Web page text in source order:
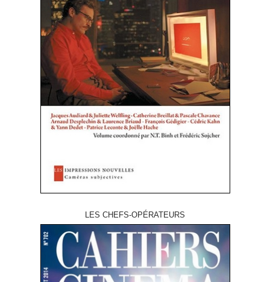
LES CHEFS-OPÉRATEURS